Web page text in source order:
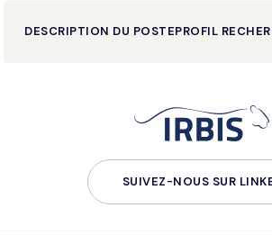
DESCRIPTION DU POSTEPROFIL
SUIVEZ-NOUS SUR